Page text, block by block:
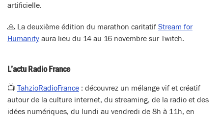
artificielle.
🙏 La deuxième édition du marathon caritatif Stream for
Humanity aura lieu du 14 au 16 novembre sur Twitch.
L’actu Radio France
📺 TahzioRadioFrance : découvrez un mélange vif et créatif
autour de la culture internet, du streaming, de la radio et des
idées numériques, du lundi au vendredi de 8h à 11h, en